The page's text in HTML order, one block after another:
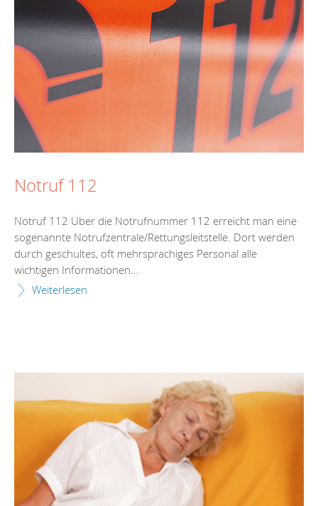
Notruf 112
Notruf 112 Über die Notrufnummer 112 erreicht man eine
sogenannte Notrufzentrale/Rettungsleitstelle. Dort werden
durch geschultes, oft mehrsprachiges Personal alle
wichtigen Informationen...
Weiterlesen